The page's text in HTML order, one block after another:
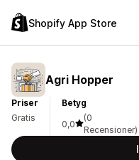
Shopify App Store
Agri Hopper
Priser
Gratis
Betyg
0,0
(0
Recensioner)